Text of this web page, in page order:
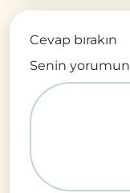
Cevap bırakın
Senin yorumun